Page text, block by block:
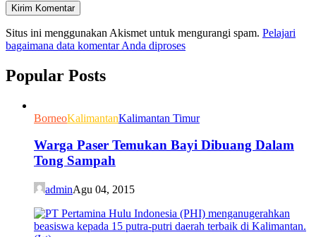
Situs ini menggunakan Akismet untuk mengurangi spam. Pelajari
bagaimana data komentar Anda diproses
Popular Posts
BorneoKalimantanKalimantan Timur
Warga Paser Temukan Bayi Dibuang Dalam
Tong Sampah
adminAgu 04, 2015